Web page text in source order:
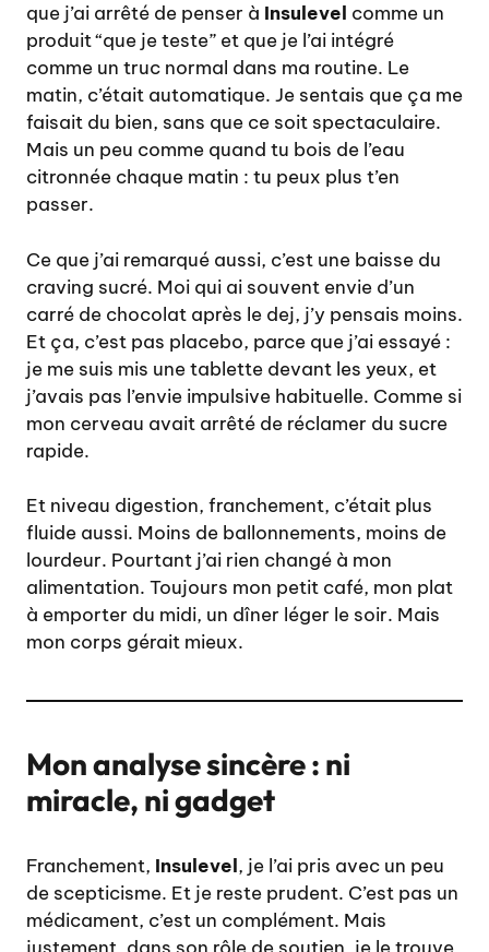
que j’ai arrêté de penser à Insulevel comme un
produit “que je teste” et que je l’ai intégré
comme un truc normal dans ma routine. Le
matin, c’était automatique. Je sentais que ça me
faisait du bien, sans que ce soit spectaculaire.
Mais un peu comme quand tu bois de l’eau
citronnée chaque matin : tu peux plus t’en
passer.
Ce que j’ai remarqué aussi, c’est une baisse du
craving sucré. Moi qui ai souvent envie d’un
carré de chocolat après le dej, j’y pensais moins.
Et ça, c’est pas placebo, parce que j’ai essayé :
je me suis mis une tablette devant les yeux, et
j’avais pas l’envie impulsive habituelle. Comme si
mon cerveau avait arrêté de réclamer du sucre
rapide.
Et niveau digestion, franchement, c’était plus
fluide aussi. Moins de ballonnements, moins de
lourdeur. Pourtant j’ai rien changé à mon
alimentation. Toujours mon petit café, mon plat
à emporter du midi, un dîner léger le soir. Mais
mon corps gérait mieux.
Mon analyse sincère : ni
miracle, ni gadget
Franchement, Insulevel, je l’ai pris avec un peu
de scepticisme. Et je reste prudent. C’est pas un
médicament, c’est un complément. Mais